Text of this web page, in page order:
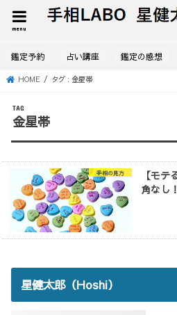
menu
鑑定予約 占い講座 鑑定の感想
HOME タグ : 金星帯
TAG
金星帯
手相の見方
【モ
角なし！
星健太郎（Hoshi）